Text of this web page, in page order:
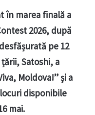
în marea finală a
2026, după
pe 12
Satoshi, a
Moldova!” și a
disponibile
mai.